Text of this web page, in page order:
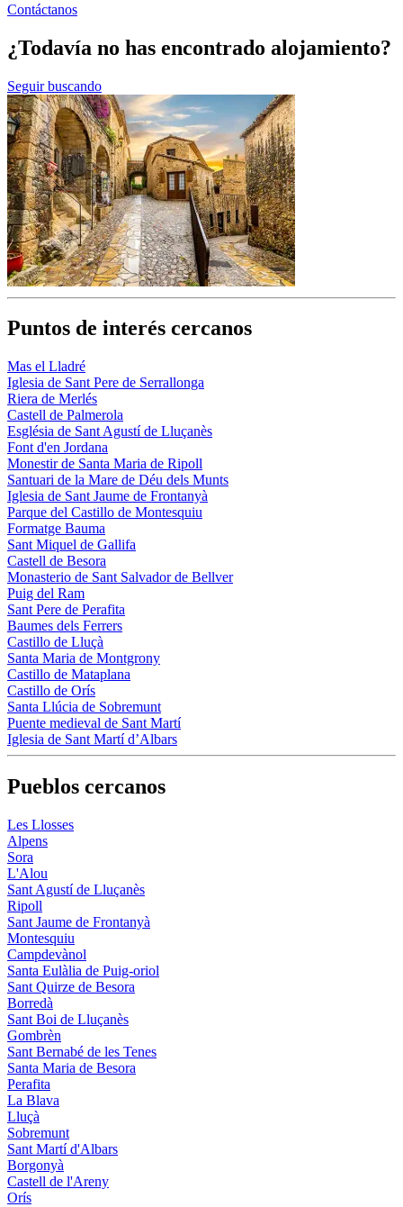
Contáctanos
¿Todavía no has encontrado alojamiento?
Seguir buscando
Puntos de interés cercanos
Mas el Lladré
Iglesia de Sant Pere de Serrallonga
Riera de Merlés
Castell de Palmerola
Església de Sant Agustí de Lluçanès
Font d'en Jordana
Monestir de Santa Maria de Ripoll
Santuari de la Mare de Déu dels Munts
Iglesia de Sant Jaume de Frontanyà
Parque del Castillo de Montesquiu
Formatge Bauma
Sant Miquel de Gallifa
Castell de Besora
Monasterio de Sant Salvador de Bellver
Puig del Ram
Sant Pere de Perafita
Baumes dels Ferrers
Castillo de Lluçà
Santa Maria de Montgrony
Castillo de Mataplana
Castillo de Orís
Santa Llúcia de Sobremunt
Puente medieval de Sant Martí
Iglesia de Sant Martí d’Albars
Pueblos cercanos
Les Llosses
Alpens
Sora
L'Alou
Sant Agustí de Lluçanès
Ripoll
Sant Jaume de Frontanyà
Montesquiu
Campdevànol
Santa Eulàlia de Puig-oriol
Sant Quirze de Besora
Borredà
Sant Boi de Lluçanès
Gombrèn
Sant Bernabé de les Tenes
Santa Maria de Besora
Perafita
La Blava
Lluçà
Sobremunt
Sant Martí d'Albars
Borgonyà
Castell de l'Areny
Orís